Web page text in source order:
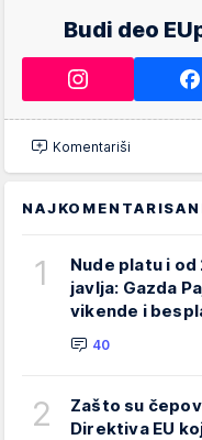
Budi deo
Komentariši
1
Nude platu i
javlja: Gazda
vikende i
40
2
Zašto su
Direktiva EU